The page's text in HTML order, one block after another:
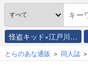
怪盗キッド×江戸川…
とらのあな通販 同人誌